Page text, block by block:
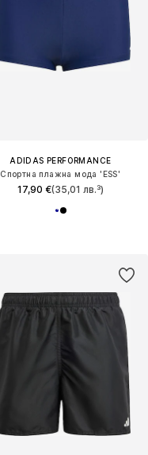
ADIDAS PERFORMANCE
Спортна плажна мода 'ESS'
17,90 €(35,01 лв.³)